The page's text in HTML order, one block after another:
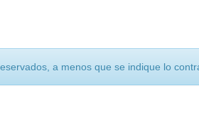
a menos que se indique lo